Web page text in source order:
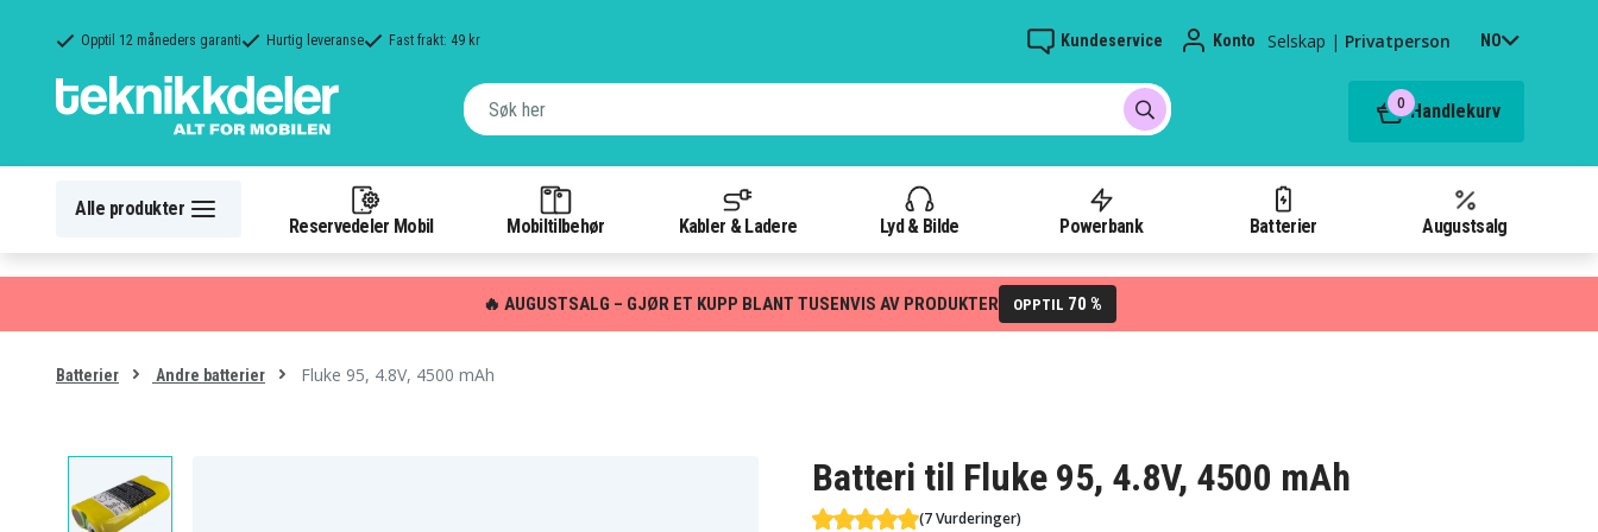
Opptil 12 måneders garanti Hurtig leveranse Fast frakt: 49 kr Kundeservice Konto Selskap | Privatperson NO
0 Handlekurv
Alle produkter
Reservedeler Mobil Mobiltilbehør Kabler & Ladere Lyd & Bilde Powerbank Batterier Augustsalg
🔥 AUGUSTSALG – GJØR ET KUPP BLANT TUSENVIS AV PRODUKTER OPPTIL 70 %
Batterier Andre batterier Fluke 95, 4.8V, 4500 mAh
Batteri til Fluke 95, 4.8V, 4500 mAh
(7 Vurderinger)